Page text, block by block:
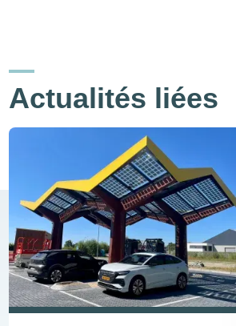
Actualités liées